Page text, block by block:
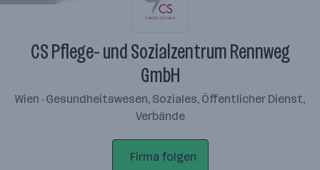
CS Pflege- und Sozialzentrum Rennweg
GmbH
Wien · Gesundheitswesen, Soziales, Öffentlicher Dienst,
Verbände
Firma folgen